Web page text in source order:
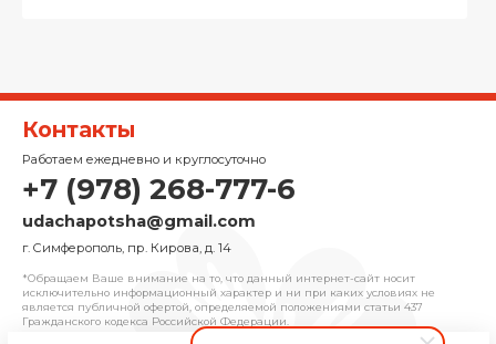
Контакты
Работаем ежедневно и круглосуточно
+7 (978) 268-777-6
udachapotsha@gmail.com
г. Cимферополь, пр. Кирова, д. 14
*Обращаем Ваше внимание на то, что данный интернет-сайт носит
исключительно информационный характер и ни при каких условиях не
является публичной офертой, определяемой положениями cтатьи 437
Гражданского кодекса Российской Федерации.